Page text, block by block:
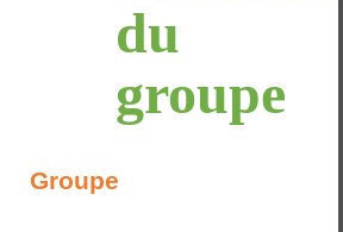
du
groupe
Groupe